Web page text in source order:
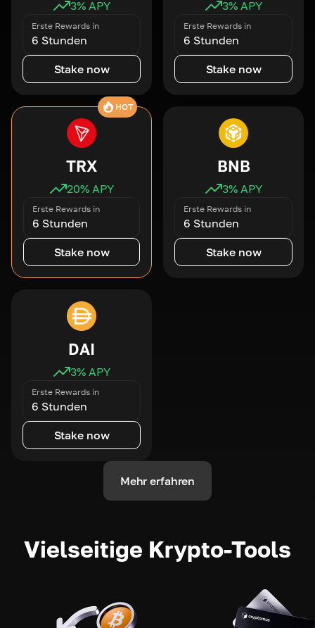
3% APY
Erste Rewards in
6 Stunden
Stake now
3% APY
Erste Rewards in
6 Stunden
Stake now
HOT
TRX
20% APY
Erste Rewards in
6 Stunden
Stake now
BNB
3% APY
Erste Rewards in
6 Stunden
Stake now
DAI
3% APY
Erste Rewards in
6 Stunden
Stake now
Mehr erfahren
Vielseitige Krypto-Tools